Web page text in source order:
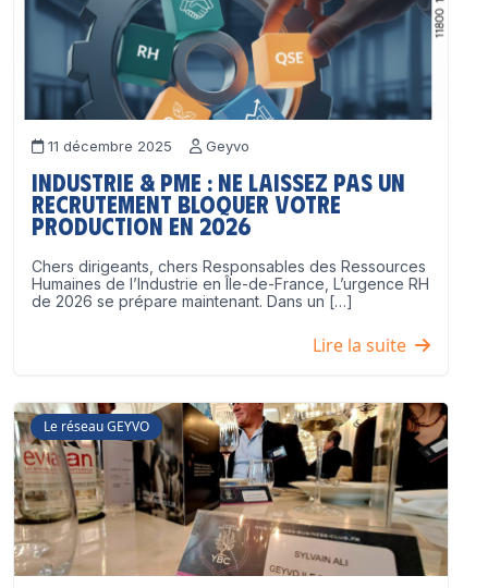
11 décembre 2025 Geyvo
Industrie & PME : ne laissez pas un
recrutement bloquer votre
production en 2026
Chers dirigeants, chers Responsables des Ressources
Humaines de l’Industrie en Île-de-France, L’urgence RH
de 2026 se prépare maintenant. Dans un […]
Lire la suite
Le réseau GEYVO